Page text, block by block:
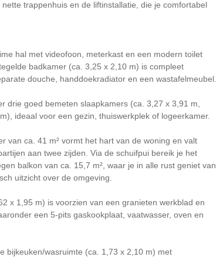
trappenhuis en de liftinstallatie, die je comfortabel
hal met videofoon, meterkast en een modern toilet
badkamer (ca. 3,25 x 2,10 m) is compleet
douche, handdoekradiator en een wastafelmeubel.
drie goed bemeten slaapkamers (ca. 3,27 x 3,91 m,
ideaal voor een gezin, thuiswerkplek of logeerkamer.
van ca. 41 m² vormt het hart van de woning en valt
aan twee zijden. Via de schuifpui bereik je het
balkon van ca. 15,7 m², waar je in alle rust geniet van
uitzicht over de omgeving.
x 1,95 m) is voorzien van een granieten werkblad en
een 5-pits gaskookplaat, vaatwasser, oven en
bijkeuken/wasruimte (ca. 1,73 x 2,10 m) met